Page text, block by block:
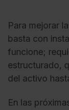
Para mejorar
basta con
funcione;
estructurado,
del activo
En las